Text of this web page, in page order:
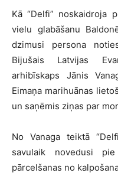
Kā “Delfi” noskaidroja
vielu glabāšanu
dzimusi persona
Bijušais Latvijas
arhibīskaps Jānis
Eimaņa marihuānas
un saņēmis ziņas par
No Vanaga teiktā
savulaik novedusi
pārcelšanas no